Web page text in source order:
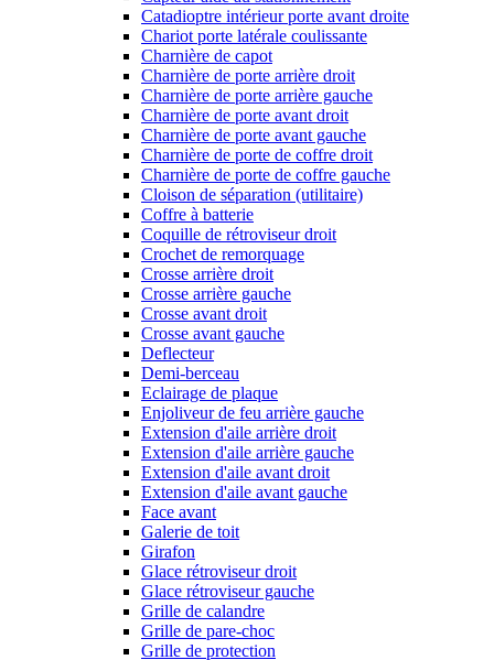
Catadioptre intérieur porte avant droite
Chariot porte latérale coulissante
Charnière de capot
Charnière de porte arrière droit
Charnière de porte arrière gauche
Charnière de porte avant droit
Charnière de porte avant gauche
Charnière de porte de coffre droit
Charnière de porte de coffre gauche
Cloison de séparation (utilitaire)
Coffre à batterie
Coquille de rétroviseur droit
Crochet de remorquage
Crosse arrière droit
Crosse arrière gauche
Crosse avant droit
Crosse avant gauche
Deflecteur
Demi-berceau
Eclairage de plaque
Enjoliveur de feu arrière gauche
Extension d'aile arrière droit
Extension d'aile arrière gauche
Extension d'aile avant droit
Extension d'aile avant gauche
Face avant
Galerie de toit
Girafon
Glace rétroviseur droit
Glace rétroviseur gauche
Grille de calandre
Grille de pare-choc
Grille de protection